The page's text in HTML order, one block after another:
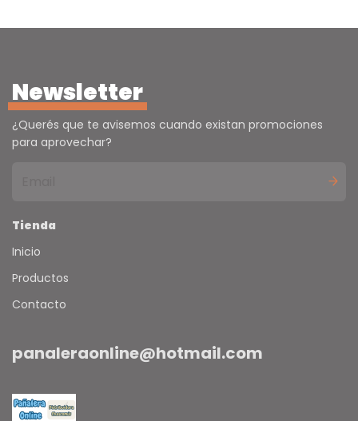
Newsletter
¿Querés que te avisemos cuando existan promociones
para aprovechar?
Tienda
Inicio
Productos
Contacto
panaleraonline@hotmail.com